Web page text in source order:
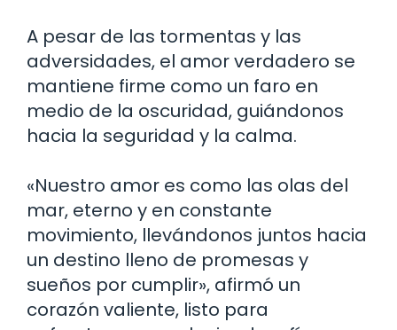
A pesar de las tormentas y las
adversidades, el amor verdadero se
mantiene firme como un faro en
medio de la oscuridad, guiándonos
hacia la seguridad y la calma.
«Nuestro amor es como las olas del
mar, eterno y en constante
movimiento, llevándonos juntos hacia
un destino lleno de promesas y
sueños por cumplir», afirmó un
corazón valiente, listo para